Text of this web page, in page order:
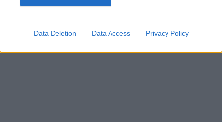
Data Deletion Data Access Privacy Policy